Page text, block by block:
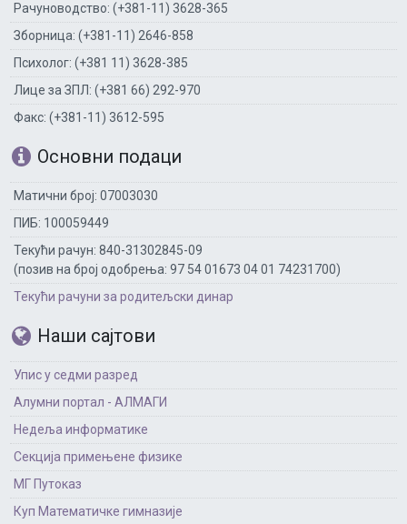
Рачуноводство: (+381-11) 3628-365
Зборница: (+381-11) 2646-858
Психолог: (+381 11) 3628-385
Лице за ЗПЛ: (+381 66) 292-970
Факс: (+381-11) 3612-595
Основни подаци
Матични број: 07003030
ПИБ: 100059449
Текући рачун: 840-31302845-09
(позив на број одобрења: 97 54 01673 04 01 74231700)
Текући рачуни за родитељски динар
Наши сајтови
Упис у седми разред
Алумни портал - АЛМАГИ
Недеља информатике
Секција примењене физике
МГ Путоказ
Куп Математичке гимназије